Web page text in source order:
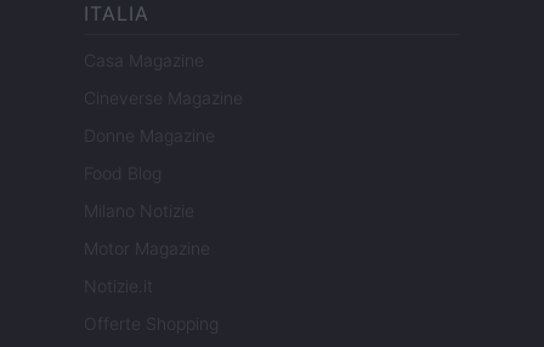
ITALIA
Casa Magazine
Cineverse Magazine
Donne Magazine
Food Blog
Milano Notizie
Motor Magazine
Notizie.it
Offerte Shopping